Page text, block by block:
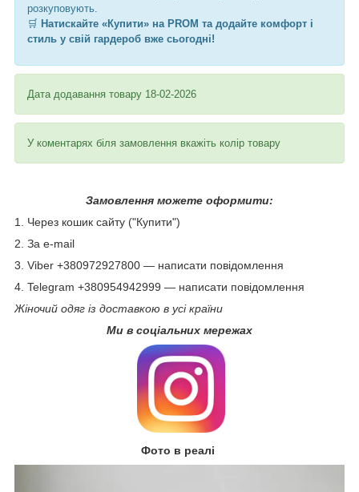
розкуповують.
🛒 Натискайте «Купити» на PROM та додайте комфорт і
стиль у свій гардероб вже сьогодні!
Дата додавання товару 18-02-2026
У коментарях біля замовлення вкажіть колір товару
Замовлення можете оформити:
1. Через кошик сайту ("Купити")
2. За e-mail
3. Viber +380972927800 — написати повідомлення
4. Telegram +380954942999 — написати повідомлення
Жіночий одяг із доставкою в усі країни
Ми в соціальних мережах
Фото в реалі